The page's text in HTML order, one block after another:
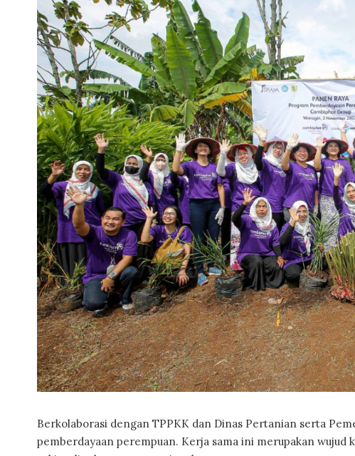
Berkolaborasi dengan TPPKK dan Dinas Pertanian serta
pemberdayaan perempuan. Kerja sama ini merupakan